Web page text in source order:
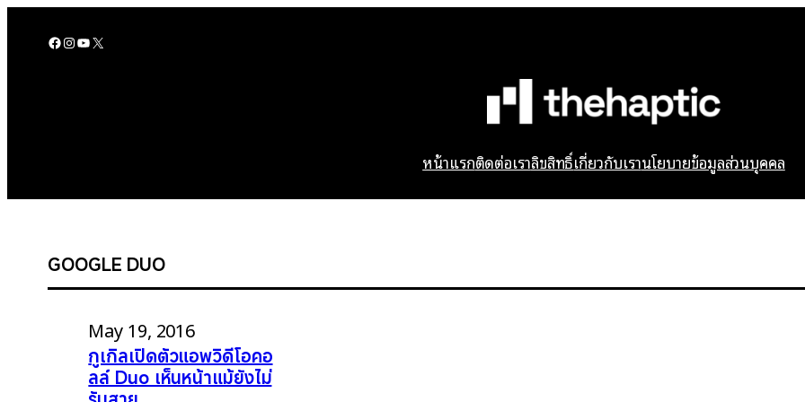
Facebook InstagramYouTube X
หน้าแรกติดต่อเราลิขสิทธิ์เกี่ยวกับเรานโยบายข้อมูลส่วนบุคคล
GOOGLE DUO
May 19, 2016
กูเกิลเปิดตัวแอพวิดีโอคอ
ลล์ Duo เห็นหน้าแม้ยังไม่